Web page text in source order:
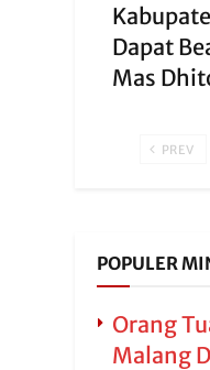
Dapat
Mas
PREV
POPULER
Orang
Malang